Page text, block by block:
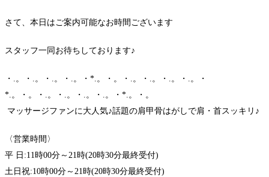
さて、本日はご案内可能なお時間ございます
スタッフ一同お待ちしております♪
・.。・.。・.。・.。・*.。・。・.。・.。・.。・.。・
*.。・。・.。・.。・.。・.。・*.。・。
マッサージファンに大人気♪話題の肩甲骨はがしで肩・首スッキリ♪
〈営業時間〉
平 日:11時00分～21時(20時30分最終受付)
土日祝:10時00分～21時(20時30分最終受付)